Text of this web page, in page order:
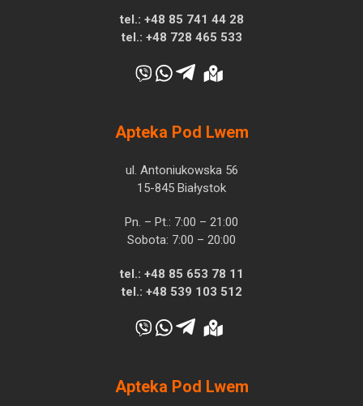
tel.: +48 85 741 44 28
tel.: +48 728 465 533
Apteka Pod Lwem
ul. Antoniukowska 56
15-845 Białystok
Pn. – Pt.: 7:00 – 21:00
Sobota: 7:00 – 20:00
tel.: +48 85 653 78 11
tel.: +48 539 103 512
Apteka Pod Lwem